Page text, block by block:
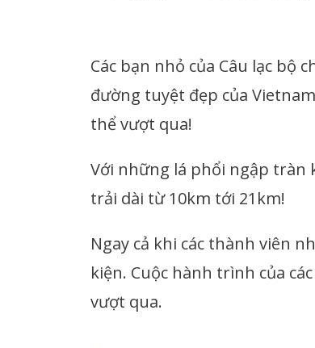
Các bạn nhỏ của Câu lạc bộ
đường tuyệt đẹp của
thể vượt qua!
Với những lá phổi ngập tràn
trải dài từ 10km tới 21km!
Ngay cả khi các thành viên
kiện. Cuộc hành trình của
vượt qua.